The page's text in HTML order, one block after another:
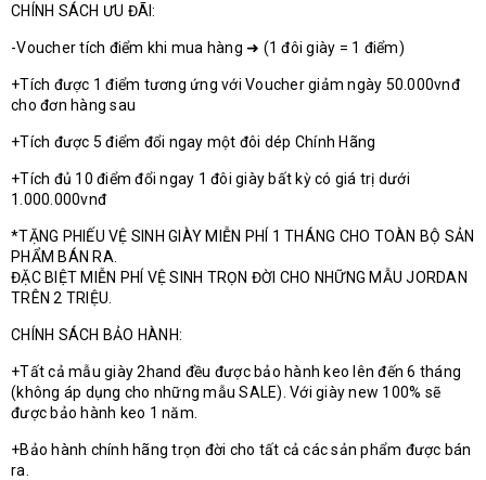
CHÍNH SÁCH ƯU ĐÃI:
-Voucher tích điểm khi mua hàng ➜ (1 đôi giày = 1 điểm)
+Tích được 1 điểm tương ứng với Voucher giảm ngày 50.000vnđ
cho đơn hàng sau
+Tích được 5 điểm đổi ngay một đôi dép Chính Hãng
+Tích đủ 10 điểm đổi ngay 1 đôi giày bất kỳ có giá trị dưới
1.000.000vnđ
*TẶNG PHIẾU VỆ SINH GIÀY MIỄN PHÍ 1 THÁNG CHO TOÀN BỘ SẢN
PHẨM BÁN RA.
ĐẶC BIỆT MIỄN PHÍ VỆ SINH TRỌN ĐỜI CHO NHỮNG MẪU JORDAN
TRÊN 2 TRIỆU.
CHÍNH SÁCH BẢO HÀNH:
+Tất cả mẫu giày 2hand đều được bảo hành keo lên đến 6 tháng
(không áp dụng cho những mẫu SALE). Với giày new 100% sẽ
được bảo hành keo 1 năm.
+Bảo hành chính hãng trọn đời cho tất cả các sản phẩm được bán
ra.